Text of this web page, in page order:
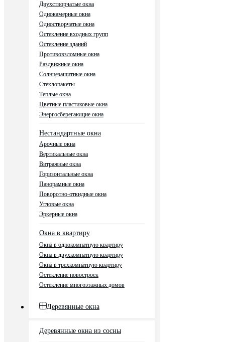
Двухстворчатые окна
Однокамерные окна
Одностворчатые окна
Остекление входных групп
Остекление зданий
Противовзломные окна
Раздвижные окна
Солнцезащитные окна
Стеклопакеты
Теплые окна
Цветные пластиковые окна
Энергосберегающие окна
Нестандартные окна
Арочные окна
Вертикальные окна
Витражные окна
Горизонтальные окна
Панорамные окна
Поворотно-откидные окна
Угловые окна
Эркерные окна
Окна в квартиру
Окна в однокомнатную квартиру
Окна в двухкомнатную квартиру
Окна в трехкомнатную квартиру
Остекление новостроек
Остекление многоэтажных домов
Деревянные окна
Деревянные окна из сосны